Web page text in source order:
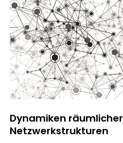
Dynamiken räumlicher
Netzwerkstrukturen